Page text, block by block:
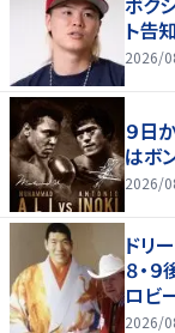
ト告
2026/
９日
はボ
2026/
ドリ
８・
ロビ
2026/